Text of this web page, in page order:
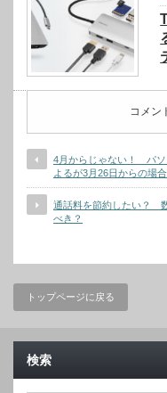
コメン
4月からじゃない！ パソ
よるが3月26日からの場
通話料を節約したい？
べき？
トップページに戻る
検索